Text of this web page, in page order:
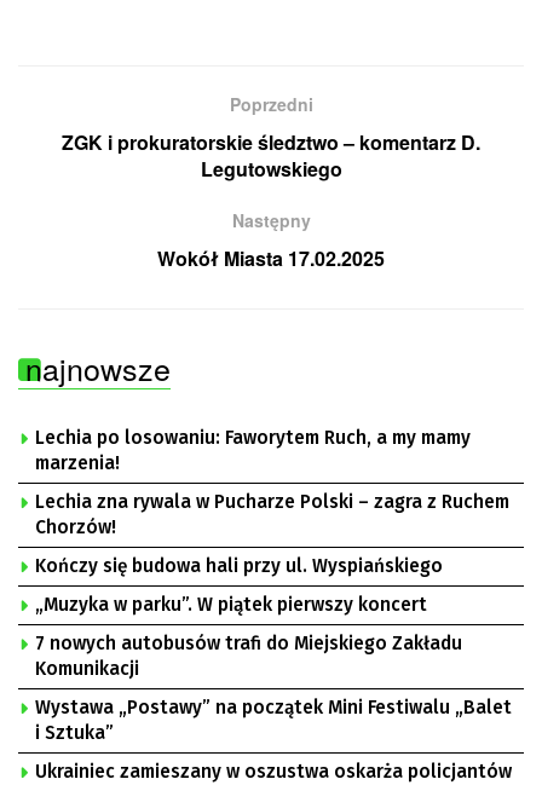
Poprzedni
ZGK i prokuratorskie śledztwo – komentarz D.
Legutowskiego
Następny
Wokół Miasta 17.02.2025
najnowsze
Lechia po losowaniu: Faworytem Ruch, a my mamy
marzenia!
Lechia zna rywala w Pucharze Polski – zagra z Ruchem
Chorzów!
Kończy się budowa hali przy ul. Wyspiańskiego
„Muzyka w parku”. W piątek pierwszy koncert
7 nowych autobusów trafi do Miejskiego Zakładu
Komunikacji
Wystawa „Postawy” na początek Mini Festiwalu „Balet
i Sztuka”
Ukrainiec zamieszany w oszustwa oskarża policjantów